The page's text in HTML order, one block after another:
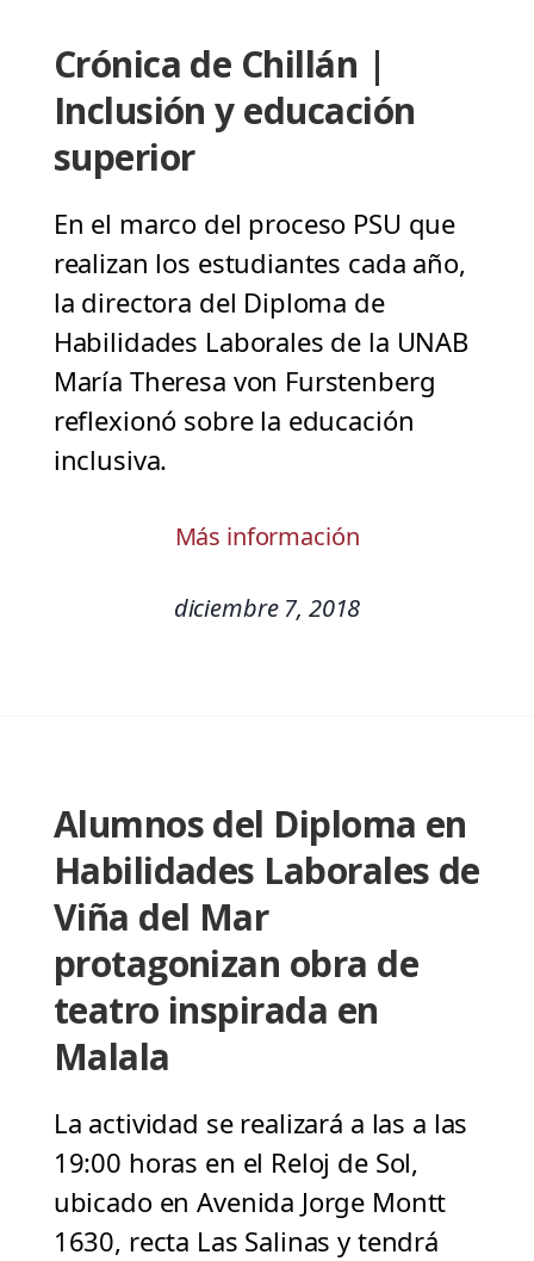
Crónica de Chillán |
Inclusión y educación
superior
En el marco del proceso PSU que
realizan los estudiantes cada año,
la directora del Diploma de
Habilidades Laborales de la UNAB
María Theresa von Furstenberg
reflexionó sobre la educación
inclusiva.
Más información
diciembre 7, 2018
Alumnos del Diploma en
Habilidades Laborales de
Viña del Mar
protagonizan obra de
teatro inspirada en
Malala
La actividad se realizará a las a las
19:00 horas en el Reloj de Sol,
ubicado en Avenida Jorge Montt
1630, recta Las Salinas y tendrá